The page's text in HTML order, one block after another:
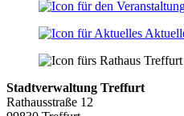
Stadtverwaltung Treffurt
Rathausstraße 12